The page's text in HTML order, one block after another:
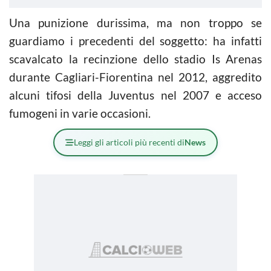
Una punizione durissima, ma non troppo se
guardiamo i precedenti del soggetto: ha infatti
scavalcato la recinzione dello stadio Is Arenas
durante Cagliari-Fiorentina nel 2012, aggredito
alcuni tifosi della Juventus nel 2007 e acceso
fumogeni in varie occasioni.
Leggi gli articoli più recenti diNews